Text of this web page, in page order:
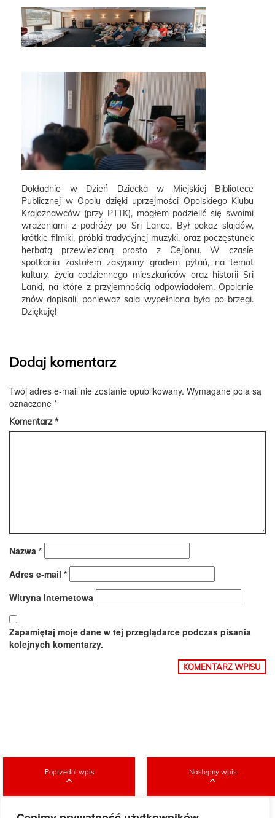
Dokładnie w Dzień Dziecka w Miejskiej Bibliotece
Publicznej w Opolu dzięki uprzejmości Opolskiego Klubu
Krajoznawców (przy PTTK), mogłem podzielić się swoimi
wrażeniami z podróży po Sri Lance. Był pokaz slajdów,
krótkie filmiki, próbki tradycyjnej muzyki, oraz poczęstunek
herbatą przewiezioną prosto z Cejlonu. W czasie
spotkania zostałem zasypany gradem pytań, na temat
kultury, życia codziennego mieszkańców oraz historii Sri
Lanki, na które z przyjemnością odpowiadałem. Opolanie
znów dopisali, ponieważ sala wypełniona była po brzegi.
Dziękuję!
Dodaj komentarz
Twój adres e-mail nie zostanie opublikowany. Wymagane pola są
oznaczone *
Komentarz*
Nazwa *
Adres e-mail *
Witryna internetowa
Zapamiętaj moje dane w tej przeglądarce podczas pisania
kolejnych komentarzy.
Poprzedni wpis Następny wpis